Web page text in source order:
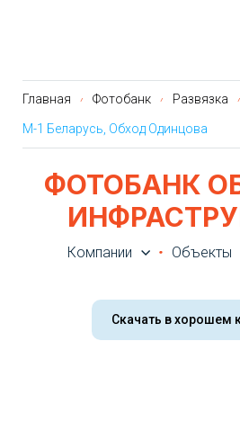
Главная Фотобанк Развязка
М-1 Беларусь, Обход Одинцова
ФОТОБАНК
Компании Объекты
Скачать в хорошем